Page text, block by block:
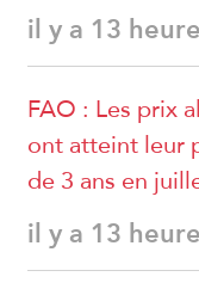
il y a 13
FAO : Les prix
ont atteint leur
de 3 ans en
il y a 13